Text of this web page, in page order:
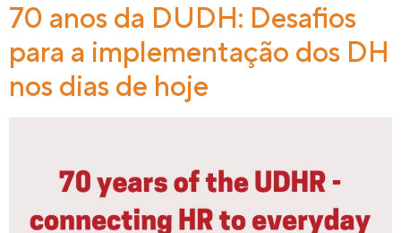
70 anos da DUDH: Desafios
para a implementação dos DH
nos dias de hoje